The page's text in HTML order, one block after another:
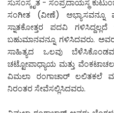
ಸುಸಂಸ್ಕೃತ - ಸಂಪ್ರದಾಯಸ್ಥ
ಸಂಗೀತ (ವೀಣೆ) ಅಭ್ಯಾಸವನ್ನೂ
ಸ್ನಾತಕೋತ್ತರ ಪದವಿ
ಬಹುಮಾನವನ್ನೂ ಗಳಿಸಿದವರು.
ಸಾಹಿತ್ಯದ ಒಲವು
ಚಟ್ಟೋಪಾಧ್ಯಾಯ ಮತ್ತು
ವಿಮಲಾ ರಂಗಾಚಾರ್ ಲಲಿತಕಲೆ
ನಿರಂತರ ಸೇವೆಸಲ್ಲಿಸಿದವರು.